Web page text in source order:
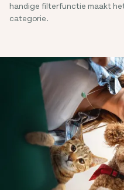
handige filterfunctie maakt
categorie.